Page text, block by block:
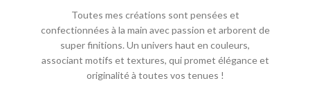
Toutes mes créations sont pensées et
confectionnées à la main avec passion et arborent de
super finitions. Un univers haut en couleurs,
associant motifs et textures, qui promet élégance et
originalité à toutes vos tenues !